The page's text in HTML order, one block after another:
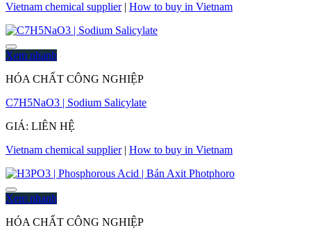
Vietnam chemical supplier| How to buy in Vietnam
Xem nhanh
HÓA CHẤT CÔNG NGHIỆP
C7H5NaO3 | Sodium Salicylate
GIÁ: LIÊN HỆ
Vietnam chemical supplier| How to buy in Vietnam
Xem nhanh
HÓA CHẤT CÔNG NGHIỆP